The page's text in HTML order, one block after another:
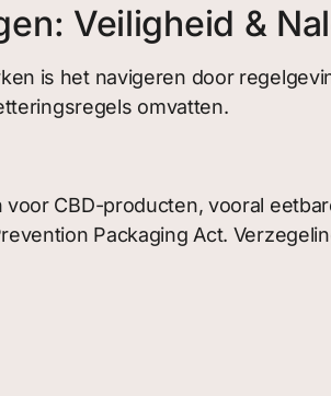
Veiligheid &
is het navigeren door
omvatten.
CBD-producten, vooral
Packaging Act.